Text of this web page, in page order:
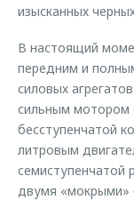
изысканных
В настоящий
передним и
силовых
сильным мотором
бесступенчатой
литровым
семиступенчатой
двумя «мокрыми»